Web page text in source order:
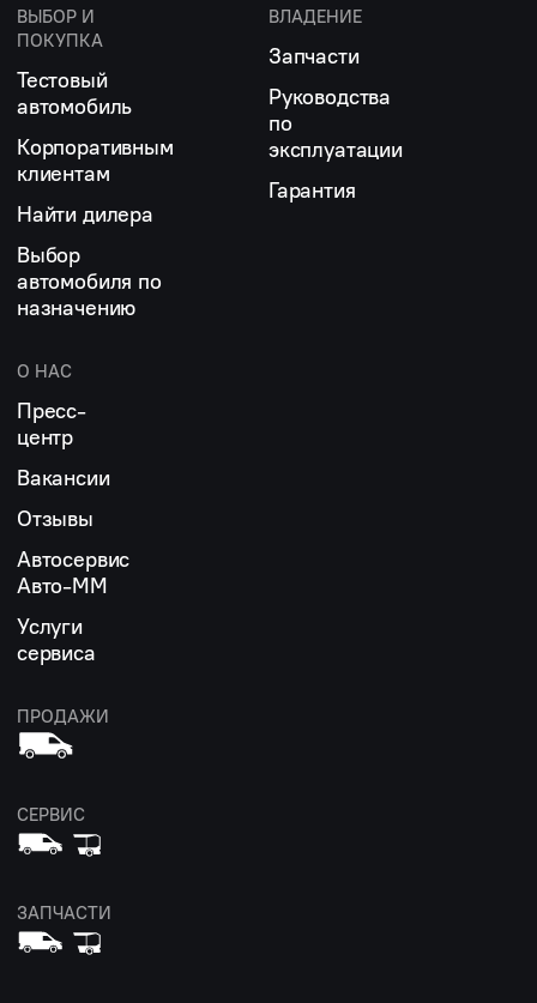
ВЫБОР И
ПОКУПКА
Тестовый
автомобиль
Корпоративным
клиентам
Найти дилера
Выбор
автомобиля по
назначению
ВЛАДЕНИЕ
Запчасти
Руководства
по
эксплуатации
Гарантия
О НАС
Пресс-
центр
Вакансии
Отзывы
Автосервис
Авто-ММ
Услуги
сервиса
ПРОДАЖИ
СЕРВИС
ЗАПЧАСТИ